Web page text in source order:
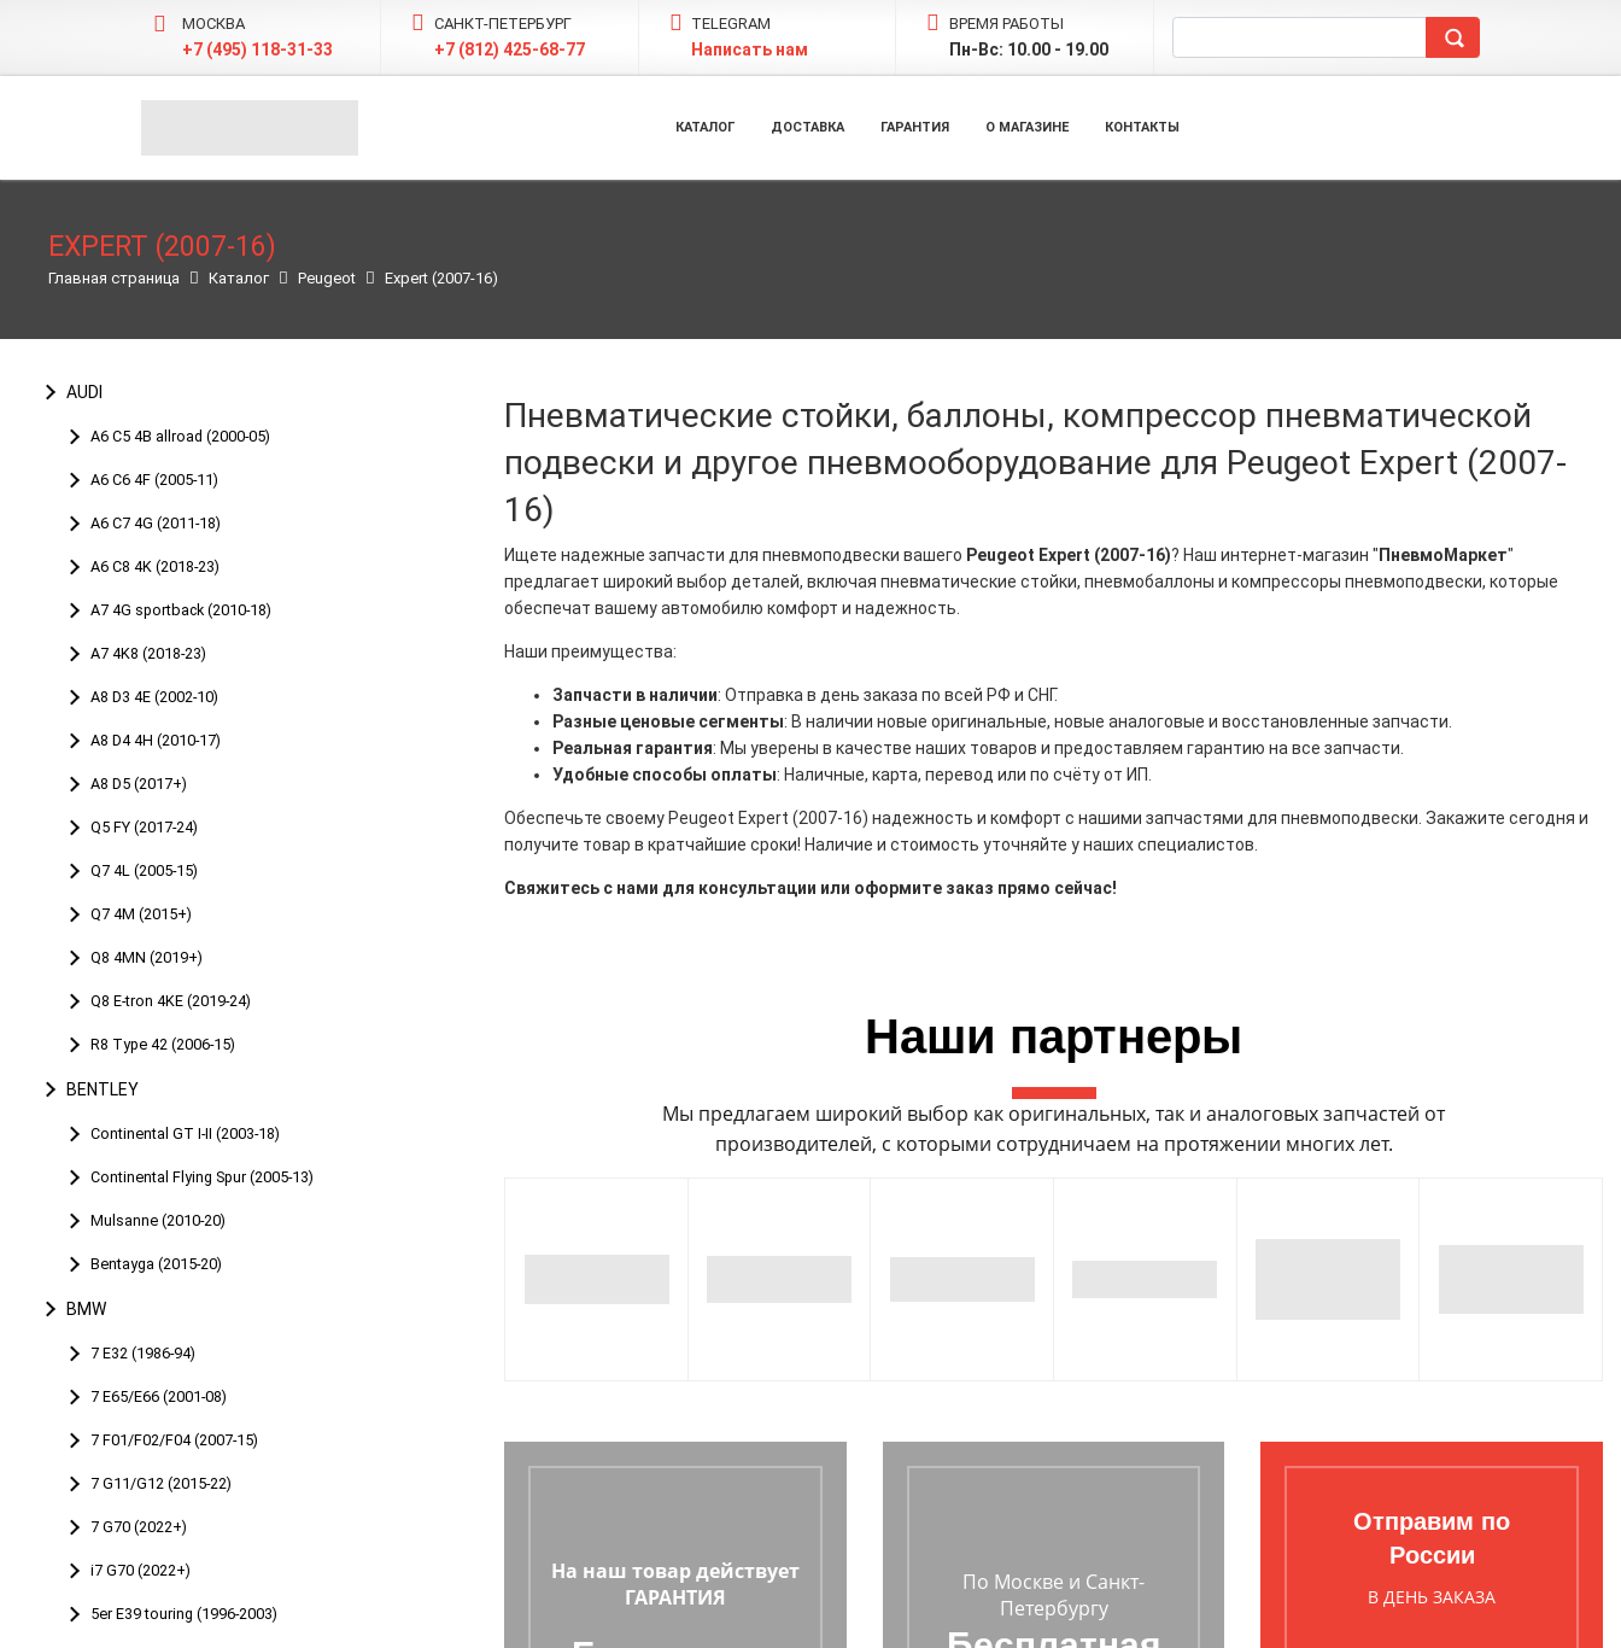
МОСКВА
+7 (495) 118-31-33
САНКТ-ПЕТЕРБУРГ
+7 (812) 425-68-77
TELEGRAM
Написать нам
ВРЕМЯ РАБОТЫ
Пн-Вс: 10.00 - 19.00
КАТАЛОГ ДОСТАВКА ГАРАНТИЯ О МАГАЗИНЕ КОНТАКТЫ
EXPERT (2007-16)
Главная страница Каталог Peugeot Expert (2007-16)
AUDI
A6 C5 4B allroad (2000-05)
A6 С6 4F (2005-11)
A6 C7 4G (2011-18)
A6 C8 4K (2018-23)
A7 4G sportback (2010-18)
A7 4K8 (2018-23)
A8 D3 4E (2002-10)
A8 D4 4H (2010-17)
A8 D5 (2017+)
Q5 FY (2017-24)
Q7 4L (2005-15)
Q7 4M (2015+)
Q8 4MN (2019+)
Q8 E-tron 4KE (2019-24)
R8 Type 42 (2006-15)
BENTLEY
Continental GT I-II (2003-18)
Continental Flying Spur (2005-13)
Mulsanne (2010-20)
Bentayga (2015-20)
BMW
7 E32 (1986-94)
7 E65/E66 (2001-08)
7 F01/F02/F04 (2007-15)
7 G11/G12 (2015-22)
7 G70 (2022+)
i7 G70 (2022+)
5er E39 touring (1996-2003)
Пневматические стойки, баллоны, компрессор пневматической
подвески и другое пневмооборудование для Peugeot Expert (2007-
16)
Ищете надежные запчасти для пневмоподвески вашего Peugeot Expert (2007-16)? Наш интернет-магазин " ПневмоМаркет"
предлагает широкий выбор деталей, включая пневматические стойки, пневмобаллоны и компрессоры пневмоподвески, которые
обеспечат вашему автомобилю комфорт и надежность.
Наши преимущества:
Запчасти в наличии: Отправка в день заказа по всей РФ и СНГ.
Разные ценовые сегменты: В наличии новые оригинальные, новые аналоговые и восстановленные запчасти.
Реальная гарантия: Мы уверены в качестве наших товаров и предоставляем гарантию на все запчасти.
Удобные способы оплаты: Наличные, карта, перевод или по счёту от ИП.
Обеспечьте своему Peugeot Expert (2007-16) надежность и комфорт с нашими запчастями для пневмоподвески. Закажите сегодня и
получите товар в кратчайшие сроки! Наличие и стоимость уточняйте у наших специалистов.
Свяжитесь с нами для консультации или оформите заказ прямо сейчас!
Наши партнеры
Мы предлагаем широкий выбор как оригинальных, так и аналоговых запчастей от
производителей, с которыми сотрудничаем на протяжении многих лет.
На наш товар действует
ГАРАНТИЯ
По Москве и Санкт-
Петербургу
Отправим по
России
В ДЕНЬ ЗАКАЗА